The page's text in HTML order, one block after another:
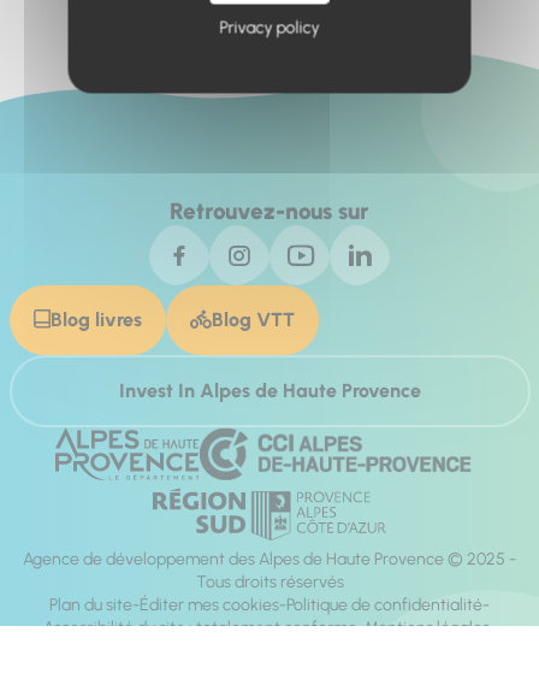
Retrouvez-nous sur
Blog livres Blog VTT
Invest In Alpes de Haute Provence
Agence de développement des Alpes de Haute Provence © 2025 -
Tous droits réservés
Plan du site Éditer mes cookies Politique de confidentialité
Accessibilité du site : totalement conforme Mentions légales
Privacy policy